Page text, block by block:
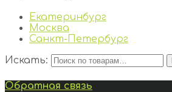
Екатеринбург
Москва
Санкт-Петербург
Искать:
Обратная связь